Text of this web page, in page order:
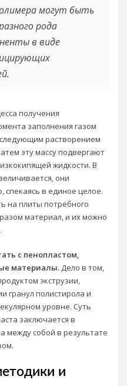
могут быть
рода
в виде
получения
заполнения газом
растворением
эту массу подвергают
жидкости. В
они
спекаясь в единое целое.
на плиты потребного
материал, и их можно
с пенопластом,
материалы. Дело в том,
экструзии,
гранул полистирола и
уровне. Суть
заключается в
между собой в результате
и